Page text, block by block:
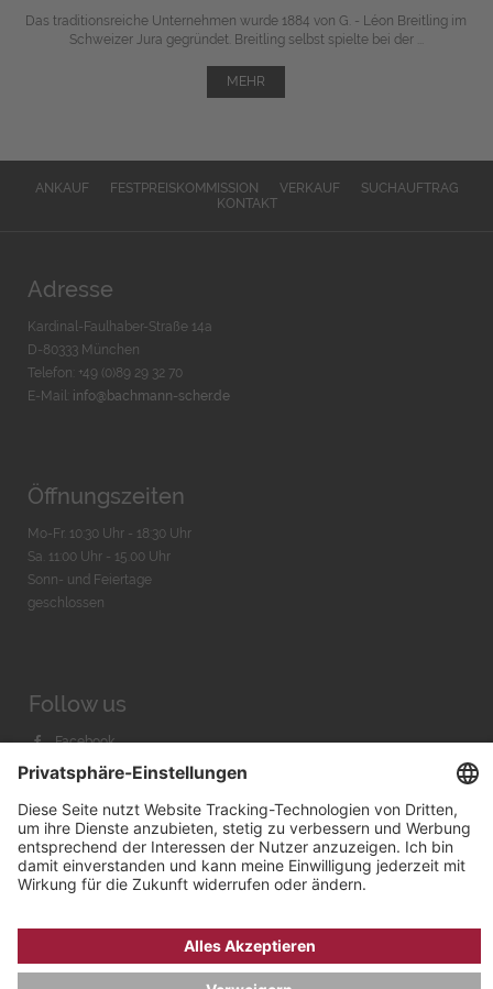
Das traditionsreiche Unternehmen wurde 1884 von G. - Léon Breitling im
Schweizer Jura gegründet. Breitling selbst spielte bei der ...
MEHR
ANKAUF FESTPREISKOMMISSION VERKAUF
SUCHAUFTRAG
KONTAKT
Adresse
Kardinal-Faulhaber-Straße 14a
D-80333 München
Telefon: +49 (0)89 29 32 70
E-Mail: info@bachmann-scher.de
Öffnungszeiten
Mo-Fr. 10:30 Uhr - 18:30 Uhr
Sa. 11:00 Uhr - 15.00 Uhr
Sonn- und Feiertage
geschlossen
Follow us
Facebook
Instagram
Youtube
Bachmann & Scher GmbH / Watchandco GmbH